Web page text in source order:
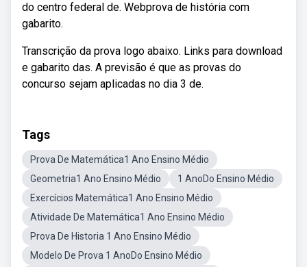
do centro federal de. Webprova de história com
gabarito.
Transcrição da prova logo abaixo. Links para download
e gabarito das. A previsão é que as provas do
concurso sejam aplicadas no dia 3 de.
Tags
Prova De Matemática1 Ano Ensino Médio
Geometria1 Ano Ensino Médio
1 AnoDo Ensino Médio
Exercícios Matemática1 Ano Ensino Médio
Atividade De Matemática1 Ano Ensino Médio
Prova De Historia 1 Ano Ensino Médio
Modelo De Prova 1 AnoDo Ensino Médio